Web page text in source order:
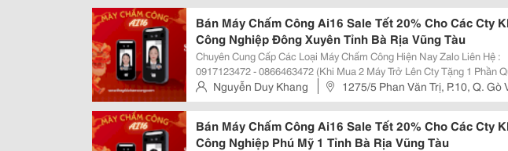
Bán Máy Chấm Công Ai16 Sale Tết 20% Cho Các Cty
Công Nghiệp Đông Xuyên Tỉnh Bà Rịa Vũng Tàu
Chuyên Cung Cấp Các Loại Máy Chấm Công Hiện Nay Zalo Liên Hệ :
0917123472 - 0866463472 (Khi Mua 2 Máy Trở Lên Cty Tặng 1 Phần
Trong Dịp Tết 2025) Website: Www.mayvanphongminhtan.com Máy Chấm Công
Khuôn Mặt Ai- 16 Thông Số Kỹ...
Nguyễn Duy Khang
1275/5 Phan Văn Trị, P.10, Q. Gò
Tp.hcm
Bán Máy Chấm Công Ai16 Sale Tết 20% Cho Các Cty
Công Nghiệp Phú Mỹ 1 Tỉnh Bà Rịa Vũng Tàu